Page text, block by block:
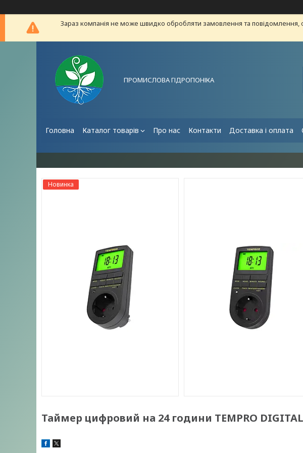
Зараз компанія не може швидко обробляти замовлення та
ПРОМИСЛОВА ГІДРОПОНІКА
Головна Каталог товарів Про нас Контакти Доставка і оплата
Новинка
Таймер цифровий на 24 години TEMPRO DIGITAL